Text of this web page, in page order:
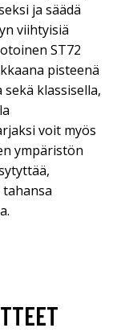
ja säädä
viihtyisiä
ST72
pisteenä
klassisella,
voit myös
ympäristön